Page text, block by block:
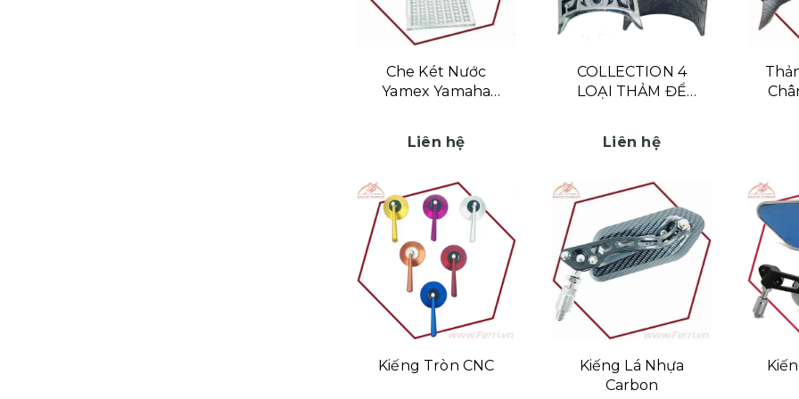
Che Két Nước
Yamex Yamaha
Liên hệ
COLLECTION 4
LOẠI THẢM ĐỂ
Liên hệ
Kiếng Tròn CNC
Kiếng Lá Nhựa
Carbon